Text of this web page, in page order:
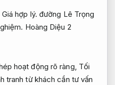
Giá hợp lý. đường Lê Trọng
Hoàng Diệu 2
hoạt động rõ ràng, Tối
tranh từ khách cần tư vấn